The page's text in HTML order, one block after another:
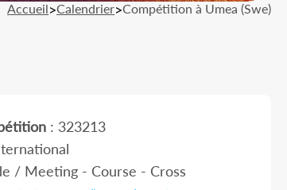
Accueil>Calendrier>Compétition à Umea (Swe)
: 323213
/ Meeting - Course - Cross